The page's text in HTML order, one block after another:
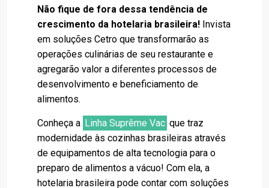
Não fique de fora dessa tendência de
crescimento da hotelaria brasileira! Invista
em soluções Cetro que transformarão as
operações culinárias de seu restaurante e
agregarão valor a diferentes processos de
desenvolvimento e beneficiamento de
alimentos.
Conheça a Linha Suprême Vac que traz
modernidade às cozinhas brasileiras através
de equipamentos de alta tecnologia para o
preparo de alimentos a vácuo! Com ela, a
hotelaria brasileira pode contar com soluções